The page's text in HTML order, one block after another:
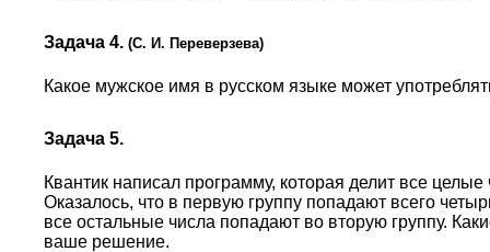
Задача 4. (С. И. Переверзева)
Какое мужское имя в русском языке может
Задача 5.
Квантик написал программу, которая делит все
Оказалось, что в первую группу попадают всего
все остальные числа попадают во вторую группу.
ваше решение.